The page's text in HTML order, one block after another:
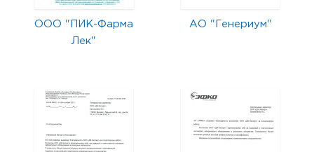
ООО "ПИК-Фарма
Лек"
АО "Генериум"